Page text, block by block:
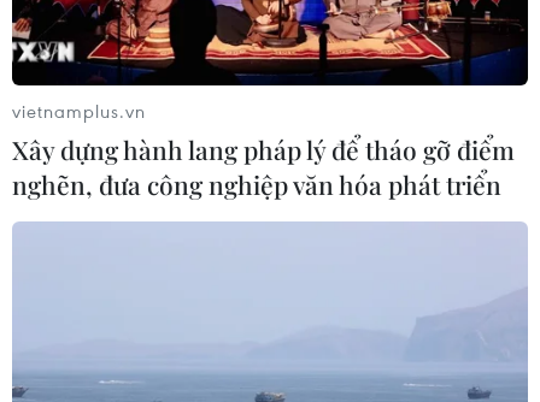
vietnamplus.vn
Xây dựng hành lang pháp lý để tháo gỡ điểm
nghẽn, đưa công nghiệp văn hóa phát triển